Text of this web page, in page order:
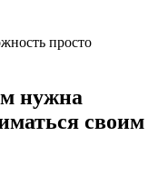
просто
нужна
своим